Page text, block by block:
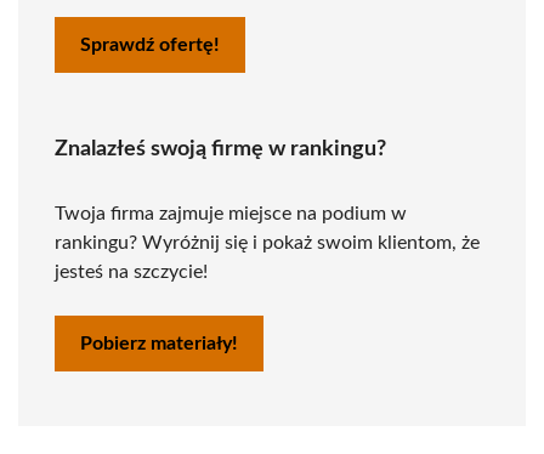
Sprawdź ofertę!
Znalazłeś swoją firmę w rankingu?
Twoja firma zajmuje miejsce na podium w
rankingu? Wyróżnij się i pokaż swoim klientom, że
jesteś na szczycie!
Pobierz materiały!